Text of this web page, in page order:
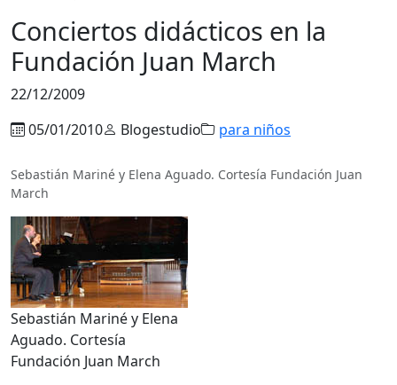
Conciertos didácticos en la
Fundación Juan March
22/12/2009
05/01/2010
Blogestudio para niños
Sebastián Mariné y Elena Aguado. Cortesía Fundación Juan
March
Sebastián Mariné y Elena
Aguado. Cortesía
Fundación Juan March